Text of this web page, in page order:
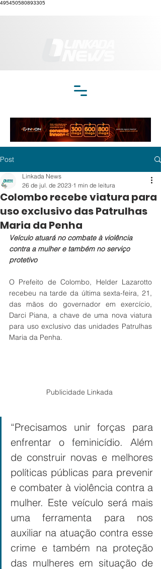
495450580893305
Post
Colombo recebe viatura para
uso exclusivo das Patrulhas
Maria da Penha
Linkada News
26 de jul. de 2023 1 min de leitura
Veículo atuará no combate à violência
contra a mulher e também no serviço
protetivo
O Prefeito de Colombo, Helder Lazarotto
recebeu na tarde da última sexta-feira, 21,
das mãos do governador em exercício,
Darci Piana, a chave de uma nova viatura
para uso exclusivo das unidades Patrulhas
Maria da Penha.
Publicidade Linkada
“Precisamos unir forças para
enfrentar o feminicídio. Além
de construir novas e melhores
políticas públicas para prevenir
e combater à violência contra a
mulher. Este veículo será mais
uma ferramenta para nos
auxiliar na atuação contra esse
crime e também na proteção
das mulheres em situação de